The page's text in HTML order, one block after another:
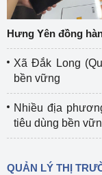
Hưng Yên đồng
Xã Đắk Long
bền vững
Nhiều địa
tiêu dùng bền
QUẢN LÝ THỊ